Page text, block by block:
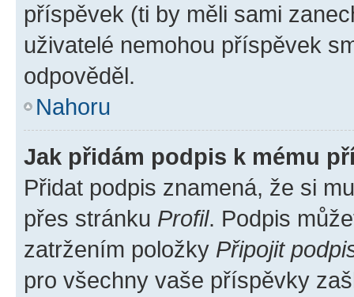
příspěvek (ti by měli sami
uživatelé nemohou příspěvek
odpověděl.
Nahoru
Jak přidám podpis k mému
Přidat podpis znamená, že si
přes stránku Profil. Podpis
zatržením položky Připojit
pro všechny vaše příspěvky